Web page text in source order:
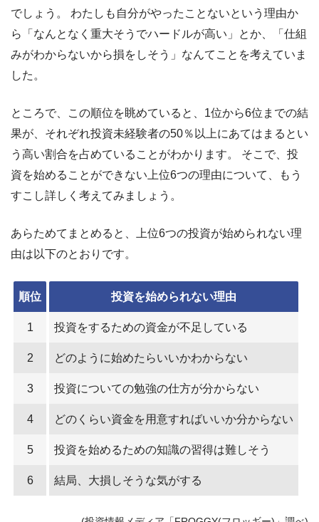
でしょう。 わたしも自分がやったことないという理由か
ら「なんとなく重大そうでハードルが高い」とか、「仕組
みがわからないから損をしそう」なんてことを考えていま
した。
ところで、この順位を眺めていると、1位から6位までの結
果が、それぞれ投資未経験者の50％以上にあてはまるとい
う高い割合を占めていることがわかります。 そこで、投
資を始めることができない上位6つの理由について、もう
すこし詳しく考えてみましょう。
あらためてまとめると、上位6つの投資が始められない理
由は以下のとおりです。
順位 投資を始められない理由
1 投資をするための資金が不足している
2 どのように始めたらいいかわからない
3 投資についての勉強の仕方が分からない
4 どのくらい資金を用意すればいいか分からない
5 投資を始めるための知識の習得は難しそう
6 結局、大損しそうな気がする